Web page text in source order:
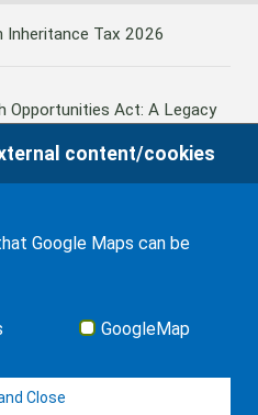
Inheritance Tax 2026
Opportunities Act: A Legacy
to the Rules on the
from Foreign tax-priviledged
content/cookies
Google Maps can be
GoogleMap
Close